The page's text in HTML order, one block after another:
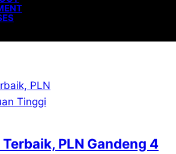
PLN Gandeng 4